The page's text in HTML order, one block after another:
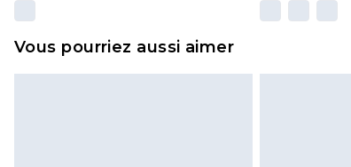
Vous pourriez aussi aimer